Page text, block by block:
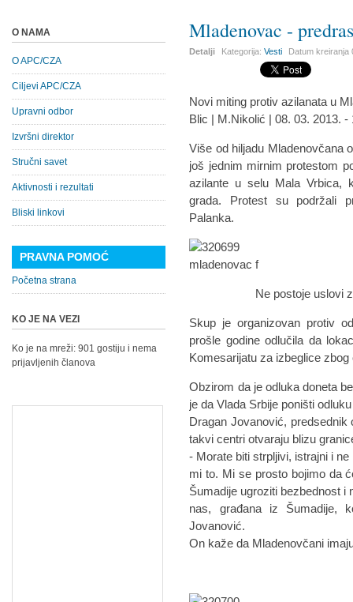
Mladenovac -
Detalji Kategorija:Vesti Datum kreiranja
Novi miting protiv azilanata u
Blic | M.Nikolić | 08. 03. 2013. -
Više od hiljadu Mladenovčana
još jednim mirnim protestom
azilante u selu Mala Vrbica,
grada. Protest su podržali
Palanka.
Ne postoje uslovi za
Skup je organizovan protiv
prošle godine odlučila da
Komesarijatu za izbeglice
Obzirom da je odluka doneta
je da Vlada Srbije poništi
Dragan Jovanović,
takvi centri otvaraju blizu
- Morate biti strpljivi, istrajni i
mi to. Mi se prosto bojimo da
Šumadije ugroziti bezbednost i
nas, građana iz Šumadije,
Jovanović.
On kaže da Mladenovčani
O NAMA
O APC/CZA
Ciljevi APC/CZA
Upravni odbor
Izvršni direktor
Stručni savet
Aktivnosti i rezultati
Bliski linkovi
PRAVNA POMOĆ
Početna strana
KO JE NA VEZI
Ko je na mreži: 901 gostiju i nema
prijavljenih članova